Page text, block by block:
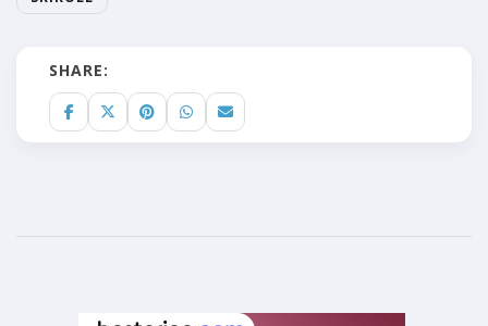
SHARE: